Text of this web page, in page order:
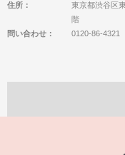
住所：
東京都渋谷区
階
問い合わせ：
0120-86-4321